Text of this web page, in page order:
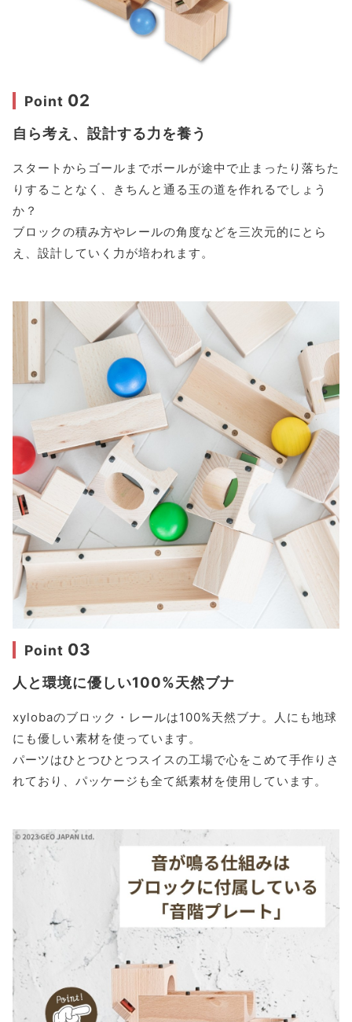
Point 02
自ら考え、設計する力を養う
スタートからゴールまでボールが途中で止まったり落ちた
りすることなく、きちんと通る玉の道を作れるでしょう
か？
ブロックの積み方やレールの角度などを三次元的にとら
え、設計していく力が培われます。
Point 03
人と環境に優しい100%天然ブナ
xylobaのブロック・レールは100%天然ブナ。人にも地球
にも優しい素材を使っています。
パーツはひとつひとつスイスの工場で心をこめて手作りさ
れており、パッケージも全て紙素材を使用しています。